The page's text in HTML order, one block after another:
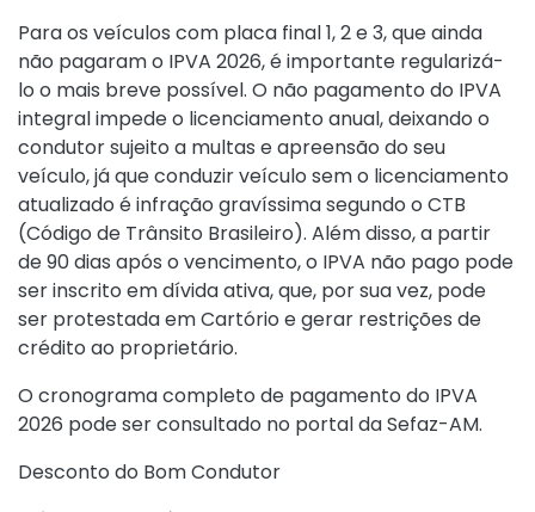
Para os veículos com placa final 1, 2 e 3, que ainda
não pagaram o IPVA 2026, é importante regularizá-
lo o mais breve possível. O não pagamento do IPVA
integral impede o licenciamento anual, deixando o
condutor sujeito a multas e apreensão do seu
veículo, já que conduzir veículo sem o licenciamento
atualizado é infração gravíssima segundo o CTB
(Código de Trânsito Brasileiro). Além disso, a partir
de 90 dias após o vencimento, o IPVA não pago pode
ser inscrito em dívida ativa, que, por sua vez, pode
ser protestada em Cartório e gerar restrições de
crédito ao proprietário.
O cronograma completo de pagamento do IPVA
2026 pode ser consultado no portal da Sefaz-AM.
Desconto do Bom Condutor